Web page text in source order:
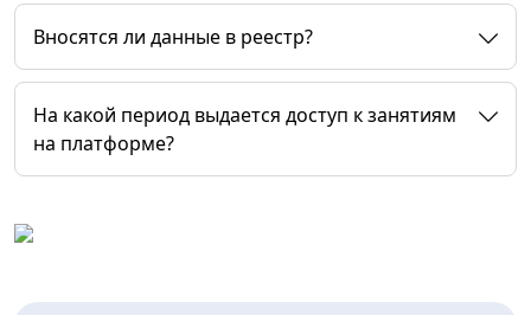
Вносятся ли данные в реестр?
На какой период выдается доступ к занятиям
на платформе?